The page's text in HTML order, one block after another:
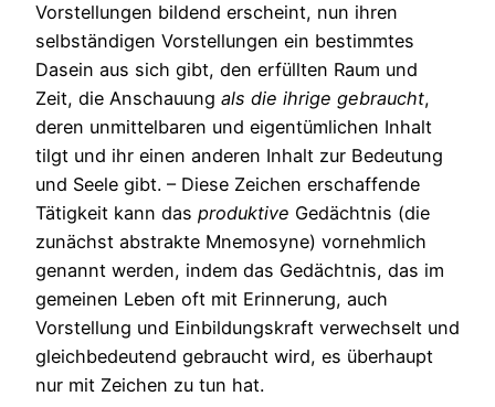
Vorstellungen bildend erscheint, nun ihren
selbständigen Vorstellungen ein bestimmtes
Dasein aus sich gibt, den erfüllten Raum und
Zeit, die Anschauung als die ihrige gebraucht,
deren unmittelbaren und eigentümlichen Inhalt
tilgt und ihr einen anderen Inhalt zur Bedeutung
und Seele gibt. – Diese Zeichen erschaffende
Tätigkeit kann das produktive Gedächtnis (die
zunächst abstrakte Mnemosyne) vornehmlich
genannt werden, indem das Gedächtnis, das im
gemeinen Leben oft mit Erinnerung, auch
Vorstellung und Einbildungskraft verwechselt und
gleichbedeutend gebraucht wird, es überhaupt
nur mit Zeichen zu tun hat.